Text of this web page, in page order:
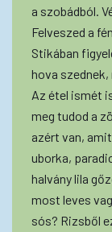
a szobádból.
Felveszed a
Stikában
hova szednek,
Az étel ismét
meg tudod a
azért van,
uborka,
halvány lila
most leves
sós? Rizsből